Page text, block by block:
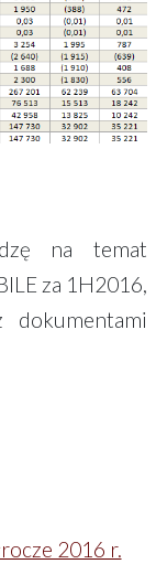
na temat
za 1H2016,
dokumentami
2016 r.